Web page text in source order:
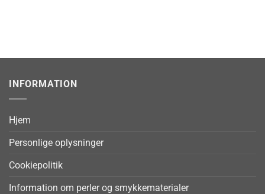
INFORMATION
Hjem
Personlige oplysninger
Cookiepolitik
Information om perler og smykkematerialer